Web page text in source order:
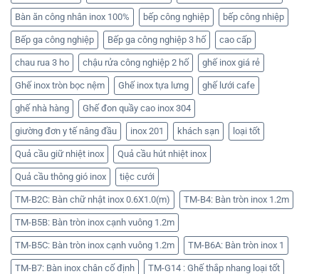
Bàn ăn công nhân inox 100% bếp công nghiệp bếp công nhiệp
Bếp ga công nghiệp Bếp ga công nghiệp 3 hố cao cấp
chau rua 3 ho chậu rửa công nghiệp 2 hố ghế inox giá rẻ
Ghế inox tròn bọc nệm Ghế inox tựa lưng ghế lưới cafe
ghế nhà hàng Ghế đon quầy cao inox 304
giường đơn y tế nâng đầu inox 201 khách sạn loại tốt
Quả cầu giữ nhiệt inox Quả cầu hút nhiệt inox
Quả cầu thông gió inox tiệc cưới
TM-B2C: Bàn chữ nhật inox 0.6X1.0(m) TM-B4: Bàn tròn inox 1.2m
TM-B5B: Bàn tròn inox cạnh vuông 1.2m
TM-B5C: Bàn tròn inox cạnh vuông 1.2m TM-B6A: Bàn tròn inox 1
TM-B7: Bàn inox chân cố định TM-G14 : Ghế thắp nhang loại tốt